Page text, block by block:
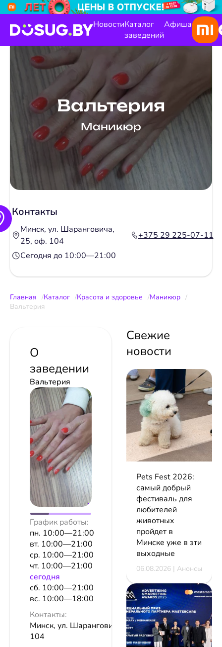
НовостиКаталог
заведений
Афиша
Вальтерия
Маникюр
Контакты
Минск, ул. Шаранговича,
25, оф. 104
+375 29 225-07-11
Сегодня до 10:00—21:00
Главная Каталог Красота и здоровье
Маникюр
Вальтерия
О
заведении
Вальтерия
График работы:
пн. 10:00—21:00
вт. 10:00—21:00
ср. 10:00—21:00
чт. 10:00—21:00
сeгодня
сб. 10:00—21:00
вс. 10:00—18:00
Контакты:
Минск, ул. Шаранговича, 25, оф.
104
Свежие
новости
Pets Fest 2026:
самый добрый
фестиваль для
любителей
животных
пройдет в
Минске уже в эти
выходные
06.08.2026 | Анонсы